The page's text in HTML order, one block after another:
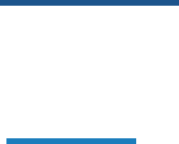
Word nu lid van
en geniet iedere week van